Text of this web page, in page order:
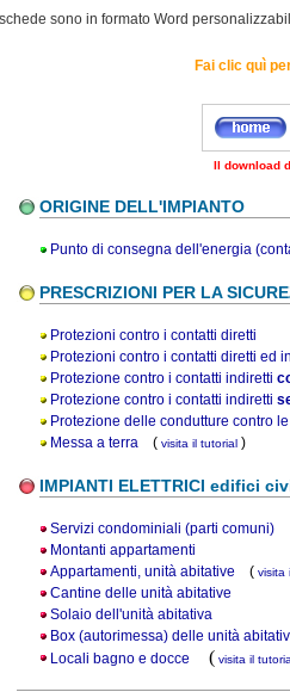
sono in formato Word
Fai clic quì
Il download
ORIGINE DELL'IMPIANTO
Punto di consegna dell'energia
PRESCRIZIONI PER LA
Protezioni contro i contatti diretti
Protezioni contro i contatti diretti ed
Protezione contro i contatti indiretti
Protezione contro i contatti indiretti
Protezione delle condutture contro
Messa a terra ( visita il tutorial )
IMPIANTI ELETTRICI edifici
Servizi condominiali (parti comuni)
Montanti appartamenti
Appartamenti, unità abitative ( visita
Cantine delle unità abitative
Solaio dell'unità abitativa
Box (autorimessa) delle unità
Locali bagno e docce
( visita il